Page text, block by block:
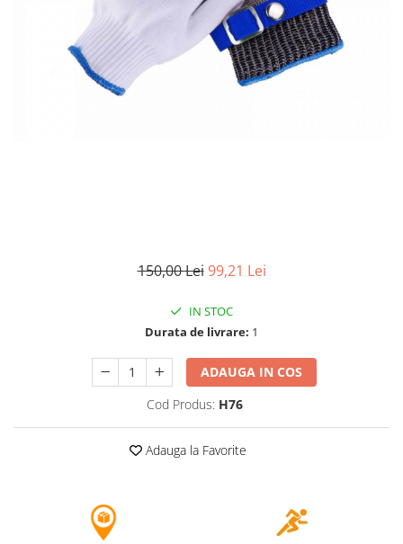
Prastii profesionale de vanatoare
Rucsacuri si huse
Bile metalice
Arme sporturi de precizie
Instrumente muzicale de jucarie
Gaming, Carti & Birotica
Costume Halloween copii
Costume spiderman
Accesorii decorative
150,00 Lei 99,21 Lei
IN STOC
Durata de livrare: 1
ADAUGA IN COS
Cod Produs: H76
Adauga la Favorite